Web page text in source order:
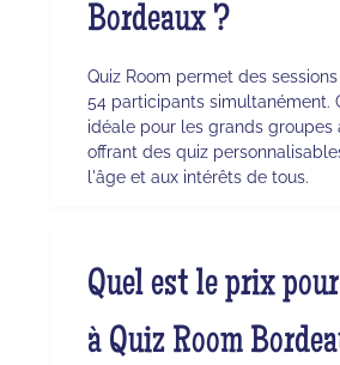
Bordeaux ?
Quiz Room permet des
54 participants simultanément.
idéale pour les grands groupes
offrant des quiz
l'âge et aux intérêts de tous.
Quel est le prix
à Quiz Room